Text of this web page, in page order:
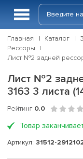
Главная Каталог
Рессоры
Лист №2 задней
Лист №2
3163 3 листа
Рейтинг 0.0
Товар
Артикул: 31512-